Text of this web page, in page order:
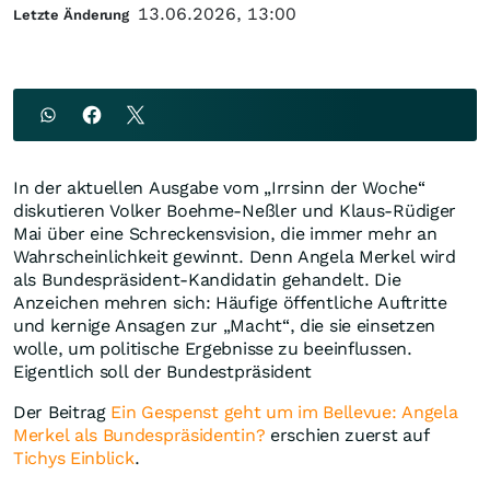
In der aktuellen Ausgabe vom „Irrsinn der Woche“
diskutieren Volker Boehme-Neßler und Klaus-Rüdiger
Mai über eine Schreckensvision, die immer mehr an
Wahrscheinlichkeit gewinnt. Denn Angela Merkel wird
als Bundespräsident-Kandidatin gehandelt. Die
Anzeichen mehren sich: Häufige öffentliche Auftritte
und kernige Ansagen zur „Macht“, die sie einsetzen
wolle, um politische Ergebnisse zu beeinflussen.
Eigentlich soll der Bundestpräsident
Der Beitrag Ein Gespenst geht um im Bellevue: Angela
Merkel als Bundespräsidentin? erschien zuerst auf
Tichys Einblick.
Letzte Änderung 13.06.2026, 13:00